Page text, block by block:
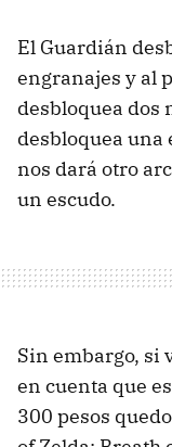
El Guardián
engranajes y al
desbloquea dos
desbloquea
nos dará otro
un escudo.
Sin embargo, si
en cuenta que
300 pesos